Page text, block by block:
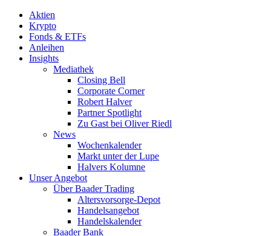
Aktien
Krypto
Fonds & ETFs
Anleihen
Insights
Mediathek
Closing Bell
Corporate Corner
Robert Halver
Partner Spotlight
Zu Gast bei Oliver Riedl
News
Wochenkalender
Markt unter der Lupe
Halvers Kolumne
Unser Angebot
Über Baader Trading
Altersvorsorge-Depot
Handelsangebot
Handelskalender
Baader Bank